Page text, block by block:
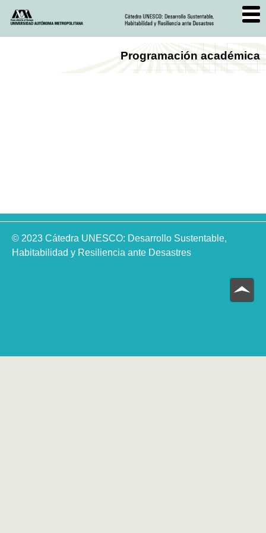
Programación académica
© 2023 Cátedra UNESCO: Desarrollo Sustentable,
Habitabilidad y Resiliencia ante Desastres